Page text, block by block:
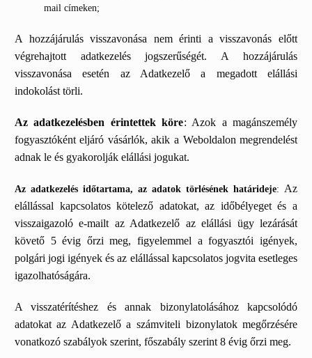
mail címeken;
A hozzájárulás visszavonása nem érinti a visszavonás előtt
végrehajtott adatkezelés jogszerűségét. A hozzájárulás
visszavonása esetén az Adatkezelő a megadott elállási
indokolást törli.
Az adatkezelésben érintettek köre: Azok a magánszemély
fogyasztóként eljáró vásárlók, akik a Weboldalon megrendelést
adnak le és gyakorolják elállási jogukat.
Az adatkezelés időtartama, az adatok törlésének határideje: Az
elállással kapcsolatos kötelező adatokat, az időbélyeget és a
visszaigazoló e-mailt az Adatkezelő az elállási ügy lezárását
követő 5 évig őrzi meg, figyelemmel a fogyasztói igények,
polgári jogi igények és az elállással kapcsolatos jogvita esetleges
igazolhatóságára.
A visszatérítéshez és annak bizonylatolásához kapcsolódó
adatokat az Adatkezelő a számviteli bizonylatok megőrzésére
vonatkozó szabályok szerint, főszabály szerint 8 évig őrzi meg.